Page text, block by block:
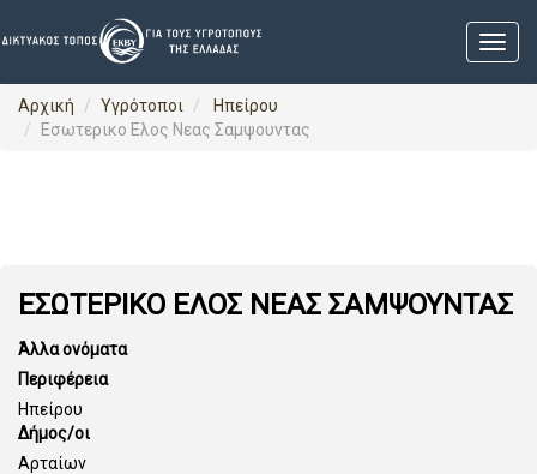
Αρχική Υγρότοποι
Ηπείρου
Εσωτερικο Ελος Νεας Σαμψουντας
ΕΣΩΤΕΡΙΚΟ ΕΛΟΣ ΝΕΑΣ ΣΑΜΨΟΥΝΤΑΣ
Άλλα ονόματα
Περιφέρεια
Ηπείρου
Δήμος/οι
Αρταίων